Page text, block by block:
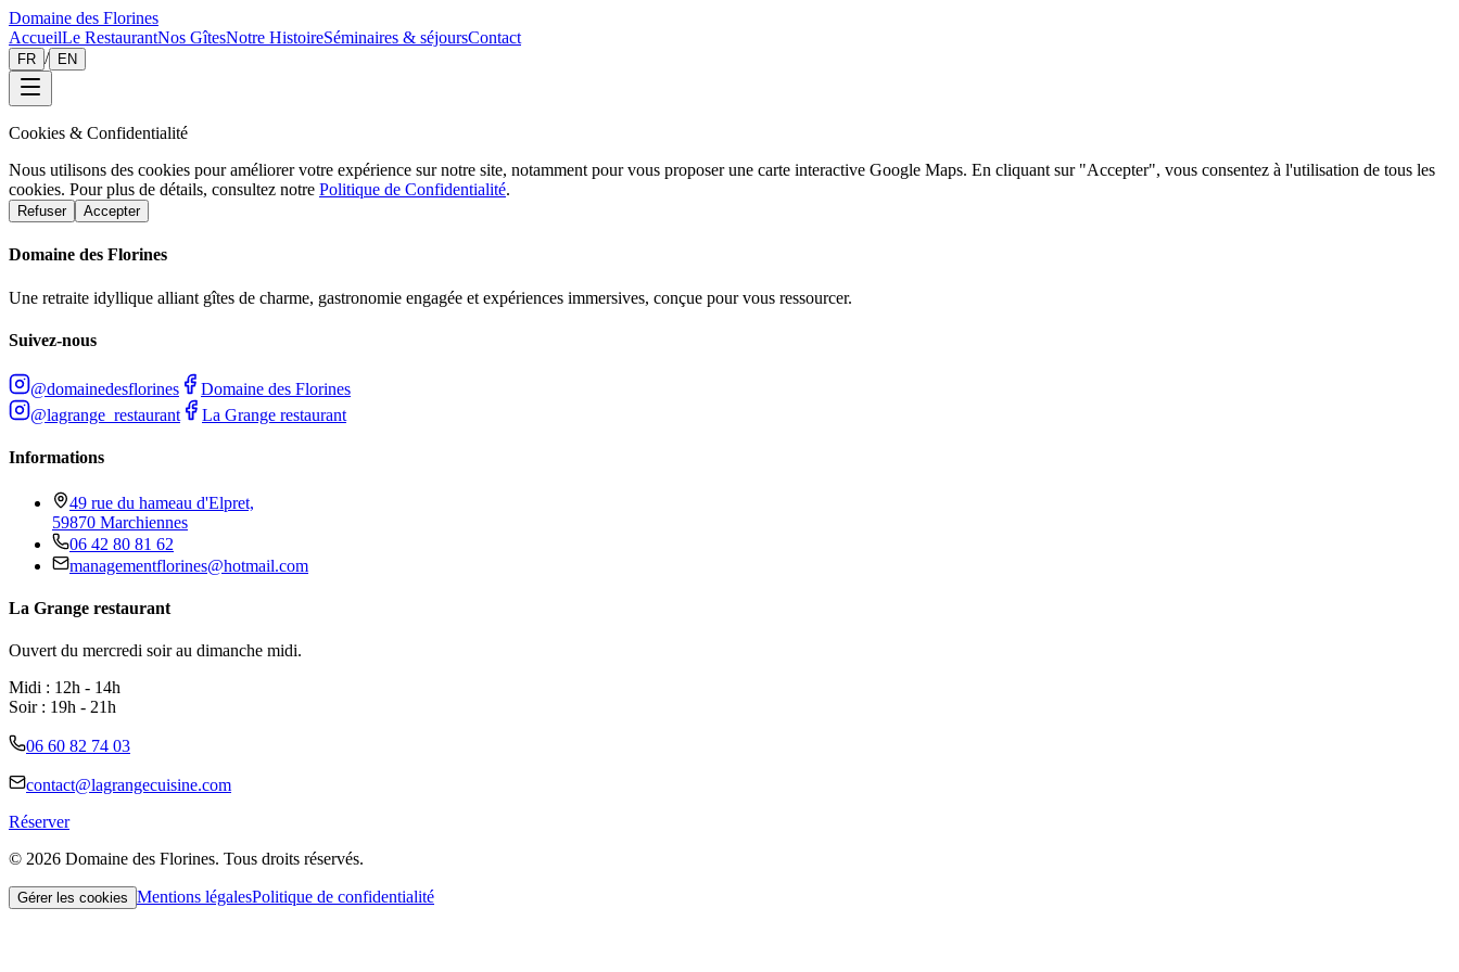
Domaine des Florines
AccueilLe RestaurantNos GîtesNotre HistoireSéminaires & séjoursContact
FR / EN
Cookies & Confidentialité
Nous utilisons des cookies pour améliorer votre expérience sur notre site, notamment pour vous proposer une carte interactive Google Maps. En cliquant sur "Accepter", vous consentez à l'utilisation de tous les
cookies. Pour plus de détails, consultez notre Politique de Confidentialité.
Refuser Accepter
Domaine des Florines
Une retraite idyllique alliant gîtes de charme, gastronomie engagée et expériences immersives, conçue pour vous ressourcer.
Suivez-nous
@domainedesflorines
Domaine des Florines
@lagrange_restaurant
La Grange restaurant
Informations
49 rue du hameau d'Elpret,
59870 Marchiennes
06 42 80 81 62
managementflorines@hotmail.com
La Grange restaurant
Ouvert du mercredi soir au dimanche midi.
Midi : 12h - 14h
Soir : 19h - 21h
06 60 82 74 03
contact@lagrangecuisine.com
Réserver
© 2026 Domaine des Florines. Tous droits réservés.
Gérer les cookies Mentions légalesPolitique de confidentialité